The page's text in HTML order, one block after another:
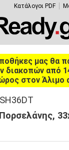
Κατάλογοι PDF
μας θα
διακοπών από
στον
SH36DT